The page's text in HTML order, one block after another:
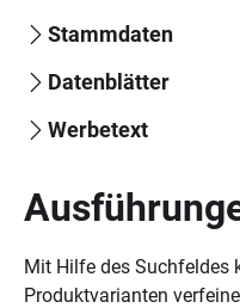
Stammdaten
Datenblätter
Werbetext
Mit Hilfe des Suchfeldes
Produktvarianten